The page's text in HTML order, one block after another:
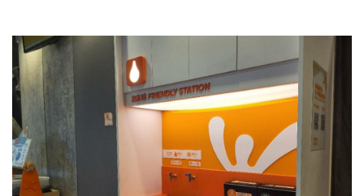
ENGLISH
下載 DOWNLOAD